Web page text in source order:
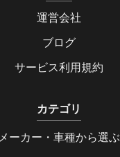
運営会社
ブログ
サービス利用規約
カテゴリ
メーカー・車種から選ぶ